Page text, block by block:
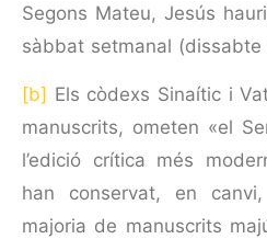
Segons Mateu, Jesús
sàbbat setmanal
[b] Els còdexs Sinaític i
manuscrits, ometen «el
l’edició crítica més
han conservat, en
majoria de manuscrits